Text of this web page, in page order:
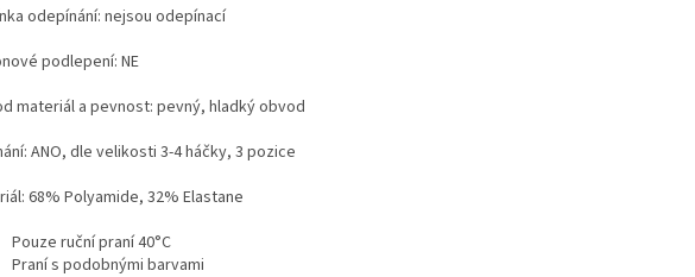
odepínání: nejsou odepínací
podlepení: NE
materiál a pevnost: pevný, hladký obvod
ANO, dle velikosti 3-4 háčky, 3 pozice
68% Polyamide, 32% Elastane
Pouze ruční praní 40°C
Praní s podobnými barvami